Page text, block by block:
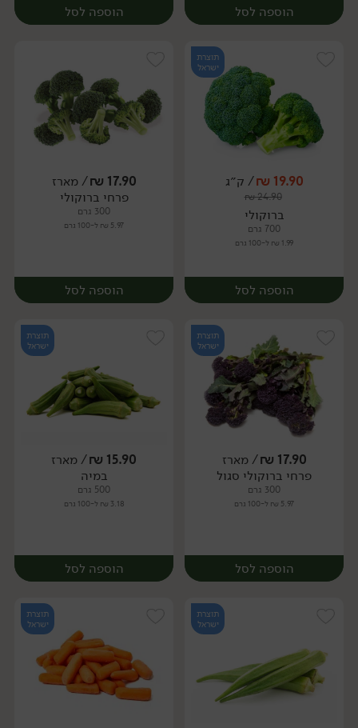
הוספה לסל
מארז
הוספה לסל
מארז
תוצרת
ישראל
19.90
₪/ ק״ג
24.90
₪
ברוקולי
700 גרם
1.99 ₪ ל-100 גרם
הוספה לסל
מארז
17.90
₪/ מארז
פרחי ברוקולי
300 גרם
5.97 ₪ ל-100 גרם
הוספה לסל
מארז
תוצרת
ישראל
17.90
₪/ מארז
פרחי ברוקולי סגול
300 גרם
5.97 ₪ ל-100 גרם
הוספה לסל
תוצרת
ישראל
15.90
₪/ מארז
במיה
500 גרם
3.18 ₪ ל-100 גרם
הוספה לסל
תוצרת
ישראל
תוצרת
ישראל